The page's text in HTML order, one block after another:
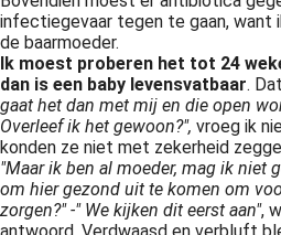
infectiegevaar tegen te gaan, want
de baarmoeder.
Ik moest proberen het tot 24
dan is een baby levensvatbaar.
gaat het dan met mij en die open
Overleef ik het gewoon?", vroeg ik
konden ze niet met zekerheid
"Maar ik ben al moeder, mag ik niet
om hier gezond uit te komen om
zorgen?" -" We kijken dit eerst aan",